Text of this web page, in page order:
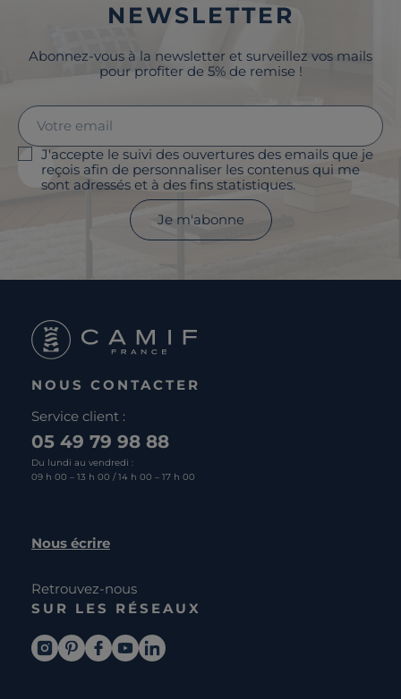
NEWSLETTER
Abonnez-vous à la newsletter et surveillez vos mails
pour profiter de 5% de remise !
J'accepte le suivi des ouvertures des emails que je
reçois afin de personnaliser les contenus qui me
sont adressés et à des fins statistiques.
Je m'abonne
NOUS CONTACTER
Service client :
05 49 79 98 88
Du lundi au vendredi :
09 h 00 – 13 h 00 / 14 h 00 – 17 h 00
Nous écrire
Retrouvez-nous
SUR LES RÉSEAUX